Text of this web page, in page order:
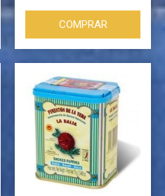
COMPRAR